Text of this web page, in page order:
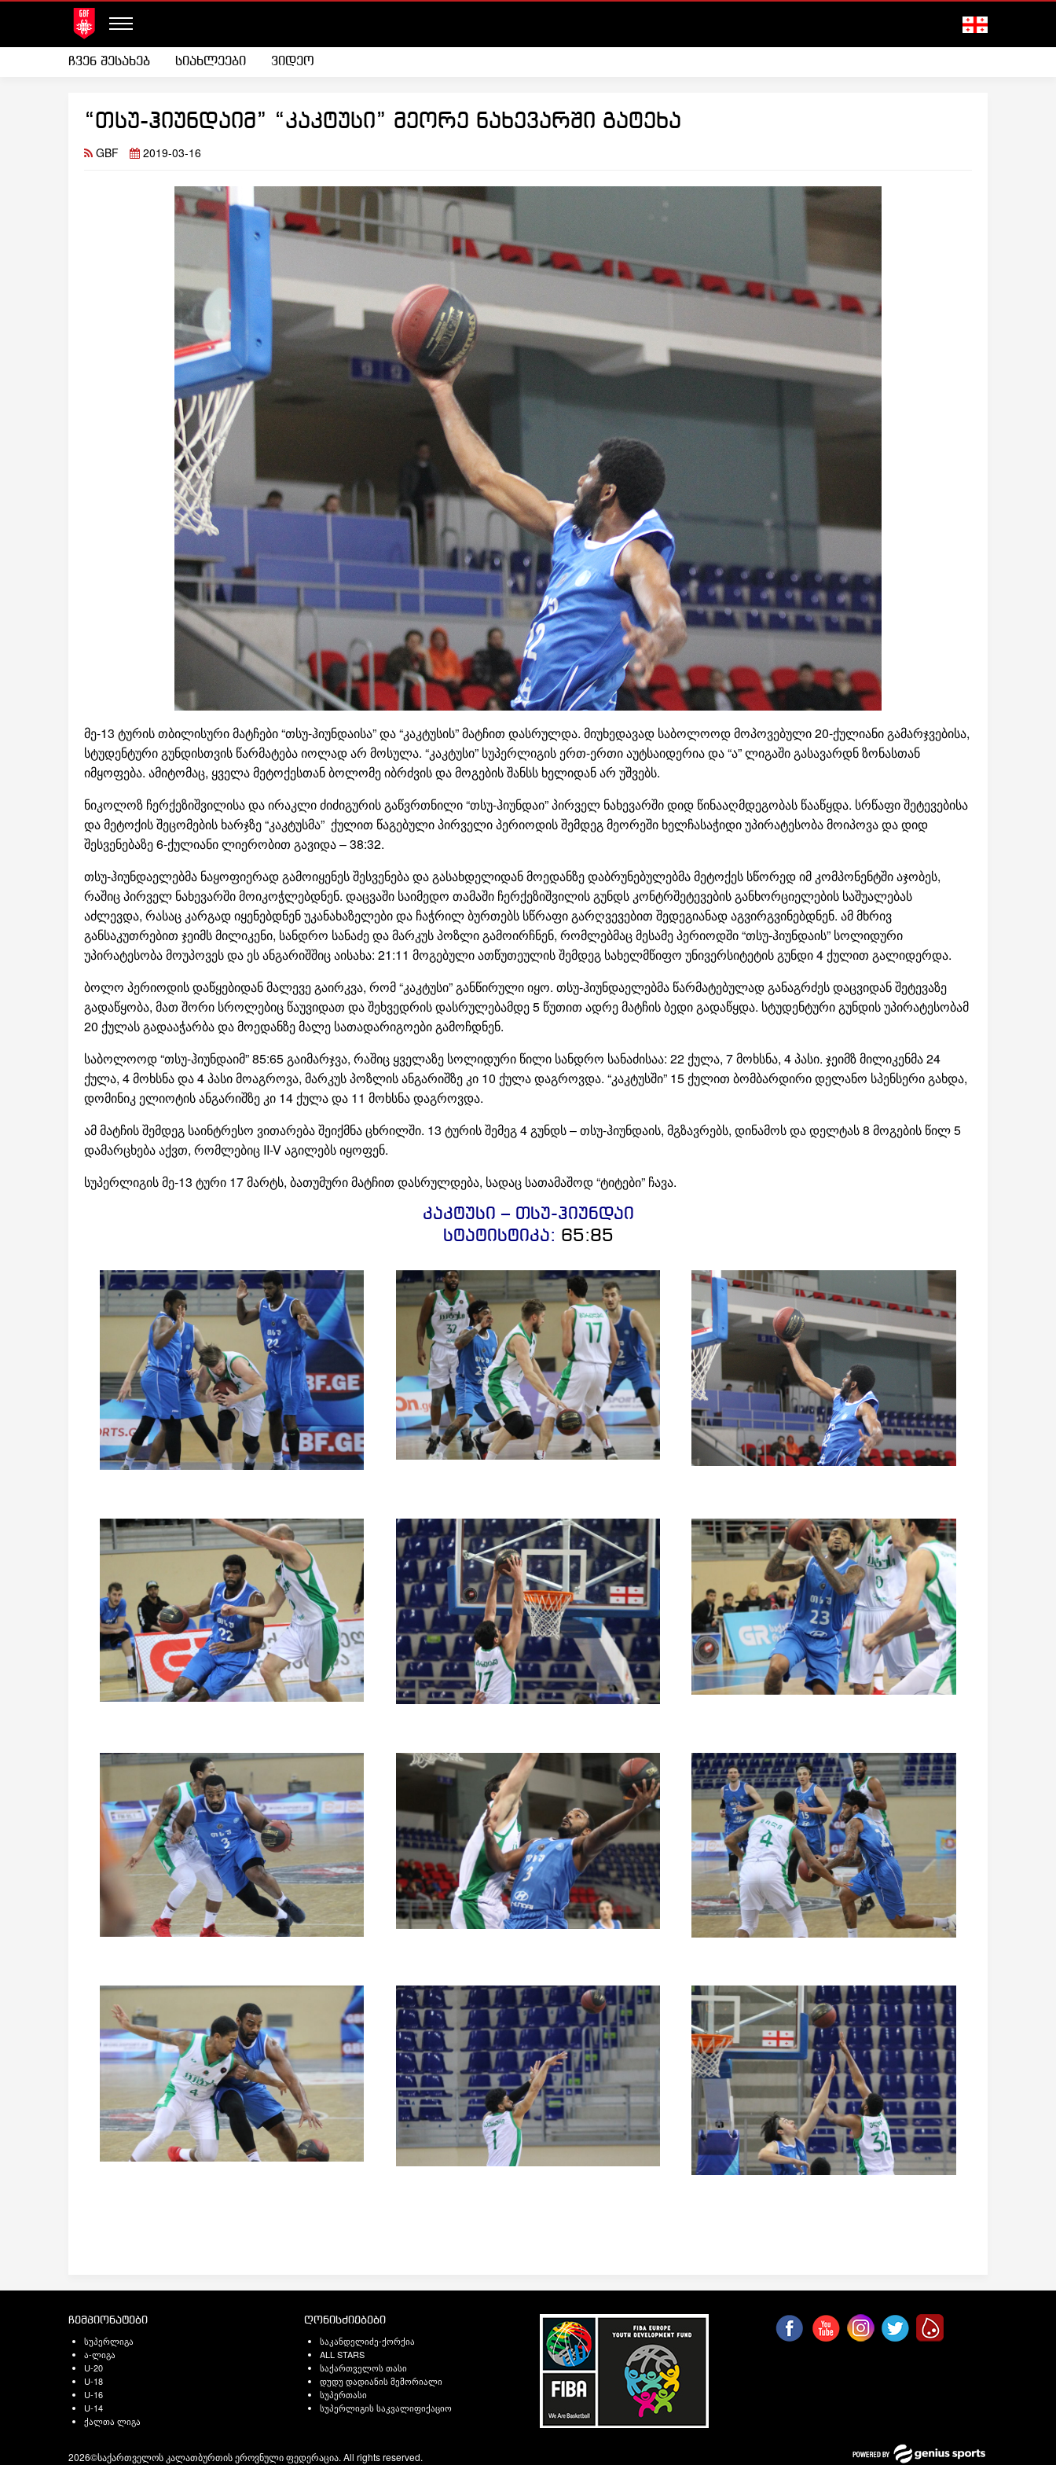
ჩვენ შესახებ სიახლეები ვიდეო
“თსუ-ჰიუნდაიმ” “კაკტუსი” მეორე ნახევარში გატეხა
GBF 2019-03-16
მე-13 ტურის თბილისური მატჩები “თსუ-ჰიუნდაისა” და “კაკტუსის” მატჩით დასრულდა. მიუხედავად საბოლოოდ მოპოვებული 20-ქულიანი გამარჯვებისა,
სტუდენტური გუნდისთვის წარმატება იოლად არ მოსულა. “კაკტუსი” სუპერლიგის ერთ-ერთი აუტსაიდერია და “ა” ლიგაში გასავარდნ ზონასთან
იმყოფება. ამიტომაც, ყველა მეტოქესთან ბოლომე იბრძვის და მოგების შანსს ხელიდან არ უშვებს.
ნიკოლოზ ჩერქეზიშვილისა და ირაკლი ძიძიგურის გაწვრთნილი “თსუ-ჰიუნდაი” პირველ ნახევარში დიდ წინააღმდეგობას წააწყდა. სრწაფი შეტევებისა
და მეტოქის შეცომების ხარჯზე “კაკტუსმა” ქულით წაგებული პირველი პერიოდის შემდეგ მეორეში ხელჩასაჭიდი უპირატესობა მოიპოვა და დიდ
შესვენებაზე 6-ქულიანი ლიერობით გავიდა – 38:32.
თსუ-ჰიუნდაელებმა ნაყოფიერად გამოიყენეს შესვენება და გასახდელიდან მოედანზე დაბრუნებულებმა მეტოქეს სწორედ იმ კომპონენტში აჯობეს,
რაშიც პირველ ნახევარში მოიკოჭლებდნენ. დაცვაში საიმედო თამაში ჩერქეზიშვილის გუნდს კონტრშეტევების განხორციელების საშუალებას
აძლევდა, რასაც კარგად იყენებდნენ უკანახაზელები და ჩაჭრილ ბურთებს სწრაფი გარღვევებით შედეგიანად აგვირგვინებდნენ. ამ მხრივ
განსაკუთრებით ჯეიმს მილიკენი, სანდრო სანაძე და მარკუს პოზლი გამოირჩნენ, რომლებმაც მესამე პერიოდში “თსუ-ჰიუნდაის” სოლიდური
უპირატესობა მოუპოვეს და ეს ანგარიშშიც აისახა: 21:11 მოგებული ათწუთეულის შემდეგ სახელმწიფო უნივერსიტეტის გუნდი 4 ქულით გალიდერდა.
ბოლო პერიოდის დაწყებიდან მალევე გაირკვა, რომ “კაკტუსი” განწირული იყო. თსუ-ჰიუნდაელებმა წარმატებულად განაგრძეს დაცვიდან შეტევაზე
გადაწყობა, მათ შორი სროლებიც წაუვიდათ და შეხვედრის დასრულებამდე 5 წუთით ადრე მატჩის ბედი გადაწყდა. სტუდენტური გუნდის უპირატესობამ
20 ქულას გადააჭარბა და მოედანზე მალე სათადარიგოები გამოჩდნენ.
საბოლოოდ “თსუ-ჰიუნდაიმ” 85:65 გაიმარჯვა, რაშიც ყველაზე სოლიდური წილი სანდრო სანაძისაა: 22 ქულა, 7 მოხსნა, 4 პასი. ჯეიმზ მილიკენმა 24
ქულა, 4 მოხსნა და 4 პასი მოაგროვა, მარკუს პოზლის ანგარიშზე კი 10 ქულა დაგროვდა. “კაკტუსში” 15 ქულით ბომბარდირი დელანო სპენსერი გახდა,
დომინიკ ელიოტის ანგარიშზე კი 14 ქულა და 11 მოხსნა დაგროვდა.
ამ მატჩის შემდეგ საინტრესო ვითარება შეიქმნა ცხრილში. 13 ტურის შემეგ 4 გუნდს – თსუ-ჰიუნდაის, მგზავრებს, დინამოს და დელტას 8 მოგების წილ 5
დამარცხება აქვთ, რომლებიც II-V აგილებს იყოფენ.
სუპერლიგის მე-13 ტური 17 მარტს, ბათუმური მატჩით დასრულდება, სადაც სათამაშოდ “ტიტები” ჩავა.
კაკტუსი – თსუ-ჰიუნდაი
სტატისტიკა: 65:85
ჩემპიონატები
სუპერლიგა
ა-ლიგა
U-20
U-18
U-16
U-14
ქალთა ლიგა
ღონისძიებები
საკანდელიძე-ქორქია
ALL STARS
საქართველოს თასი
დუდუ დადიანის მემორიალი
სუპერთასი
სუპერლიგის საკვალიფიქაციო
2026©საქართველოს კალათბურთის ეროვნული ფედერაცია. All rights reserved.